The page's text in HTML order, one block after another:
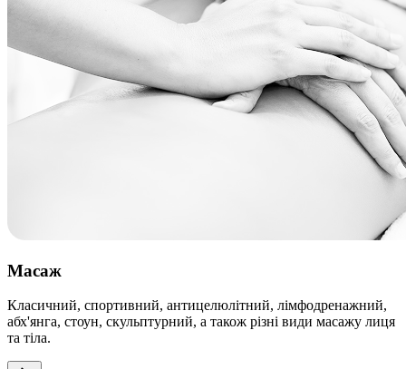
Масаж
Класичний, спортивний, антицелюлітний, лімфодренажний,
абх'янга, стоун, скульптурний, а також різні види масажу лиця
та тіла.